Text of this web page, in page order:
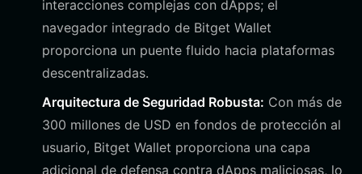
interacciones complejas con dApps; el
navegador integrado de Bitget Wallet
proporciona un puente fluido hacia plataformas
descentralizadas.
Arquitectura de Seguridad Robusta: Con más de
300 millones de USD en fondos de protección al
usuario, Bitget Wallet proporciona una capa
adicional de defensa contra dApps maliciosas, lo